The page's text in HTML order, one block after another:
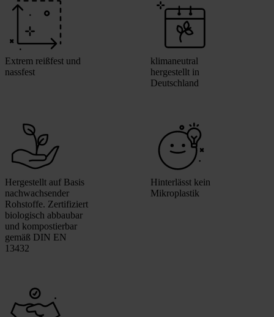
Extrem reißfest und
nassfest
klimaneutral
hergestellt in
Deutschland
Hergestellt auf Basis
nachwachsender
Rohstoffe. Zertifiziert
biologisch abbaubar
und kompostierbar
gemäß DIN EN
13432
Hinterlässt kein
Mikroplastik